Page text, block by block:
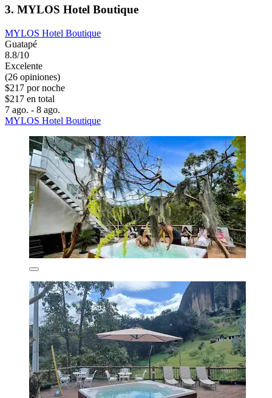
3. MYLOS Hotel Boutique
MYLOS Hotel Boutique
Guatapé
8.8/10
Excelente
(26 opiniones)
$217 por noche
$217 en total
7 ago. - 8 ago.
MYLOS Hotel Boutique